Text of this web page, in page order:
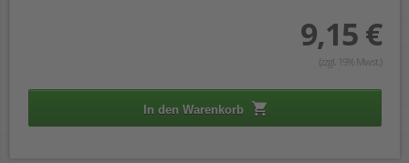
9,15 €
(zzgl. 19% Mwst.)
In den Warenkorb